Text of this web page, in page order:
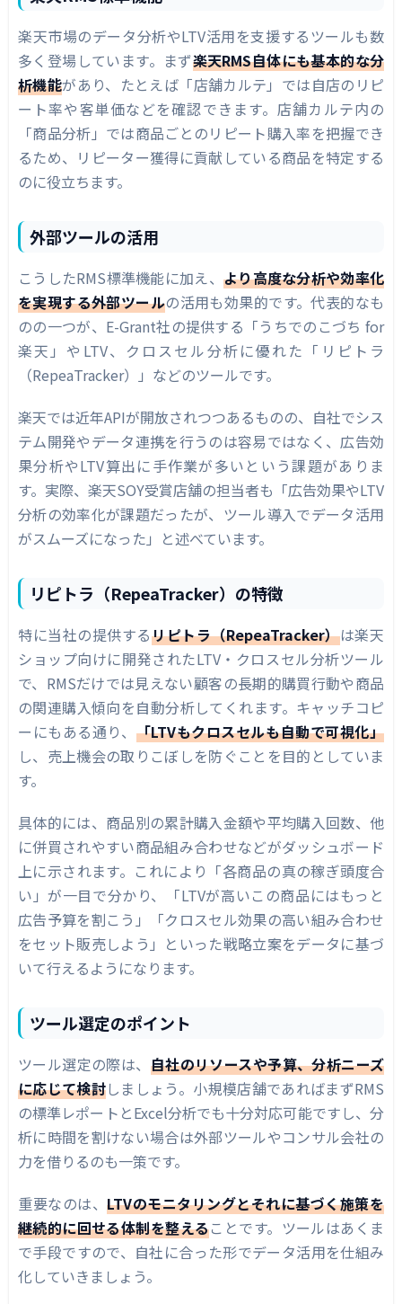
楽天市場のデータ分析やLTV活用を支援するツールも数
多く登場しています。まず楽天RMS自体にも基本的な分
析機能があり、たとえば「店舗カルテ」では自店のリピ
ート率や客単価などを確認できます。店舗カルテ内の
「商品分析」では商品ごとのリピート購入率を把握でき
るため、リピーター獲得に貢献している商品を特定する
のに役立ちます。
外部ツールの活用
こうしたRMS標準機能に加え、 より高度な分析や効率化
を実現する外部ツールの活用も効果的です。代表的なも
のの一つが、E-Grant社の提供する「うちでのこづち for
楽天」やLTV、クロスセル分析に優れた「リピトラ
（RepeaTracker）」などのツールです。
楽天では近年APIが開放されつつあるものの、自社でシス
テム開発やデータ連携を行うのは容易ではなく、広告効
果分析やLTV算出に手作業が多いという課題がありま
す。実際、楽天SOY受賞店舗の担当者も「広告効果やLTV
分析の効率化が課題だったが、ツール導入でデータ活用
がスムーズになった」と述べています。
リピトラ（RepeaTracker）の特徴
特に当社の提供するリピトラ（RepeaTracker）は楽天
ショップ向けに開発されたLTV・クロスセル分析ツール
で、RMSだけでは見えない顧客の長期的購買行動や商品
の関連購入傾向を自動分析してくれます。キャッチコピ
ーにもある通り、 「LTVもクロスセルも自動で可視化」
し、売上機会の取りこぼしを防ぐことを目的としていま
す。
具体的には、商品別の累計購入金額や平均購入回数、他
に併買されやすい商品組み合わせなどがダッシュボード
上に示されます。これにより「各商品の真の稼ぎ頭度合
い」が一目で分かり、「LTVが高いこの商品にはもっと
広告予算を割こう」「クロスセル効果の高い組み合わせ
をセット販売しよう」といった戦略立案をデータに基づ
いて行えるようになります。
ツール選定のポイント
ツール選定の際は、 自社のリソースや予算、分析ニーズ
に応じて検討しましょう。小規模店舗であればまずRMS
の標準レポートとExcel分析でも十分対応可能ですし、分
析に時間を割けない場合は外部ツールやコンサル会社の
力を借りるのも一策です。
重要なのは、LTVのモニタリングとそれに基づく施策を
継続的に回せる体制を整えることです。ツールはあくま
で手段ですので、自社に合った形でデータ活用を仕組み
化していきましょう。